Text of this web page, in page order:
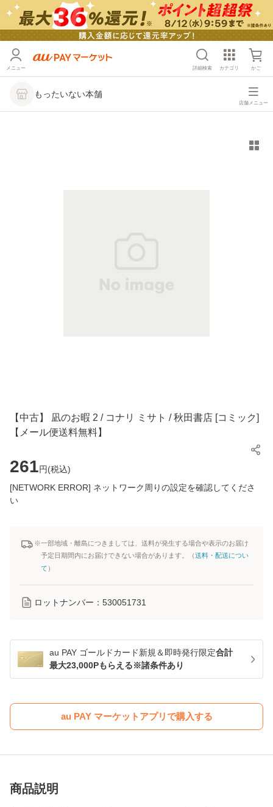
メニュー 詳細検索 カテゴリ かご
もったいない本舗
店舗メニュー
【中古】 凪のお暇 2 / コナリ ミサト / 秋田書店 [コミック]
【メール便送料無料】
261円(税込)
[NETWORK ERROR] ネットワーク周りの設定を確認してくださ
い
※一部地域・離島につきましては、送料が発生する場合や表示のお届け
予定日期間内にお届けできない場合があります。（送料・配送につい
て ）
ロットナンバー： 530051731
au PAY ゴールドカード新規＆即時発行限定合計
最大23,000Pもらえる※諸条件あり
au PAY マーケットアプリで購入する
商品説明